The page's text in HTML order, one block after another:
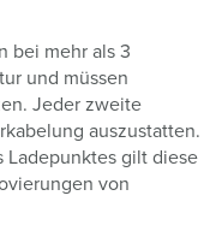
bei mehr als 3
und müssen
Jeder zweite
auszustatten.
Ladepunktes gilt diese
von